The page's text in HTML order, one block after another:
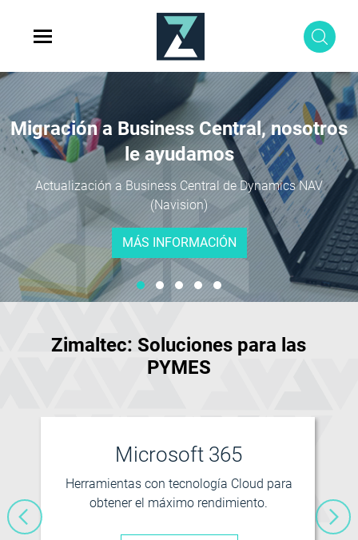
Migración a Business Central, nosotros
le ayudamos
Actualización a Business Central de Dynamics NAV
(Navision)
MÁS INFORMACIÓN
Transformación digital a medida para
su empresa
Hacemos su empresa más competitiva, aplicando las
mejores soluciones para optimizar su modelo de negocio
MÁS INFORMACIÓN
Zimaltec: Soluciones para las
PYMES
Microsoft 365
Herramientas con tecnología Cloud para
obtener el máximo rendimiento.